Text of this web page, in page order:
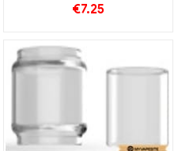
Personalizado
€7.25